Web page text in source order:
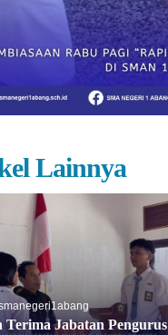
Lainnya
Terima Jabatan Pengurus